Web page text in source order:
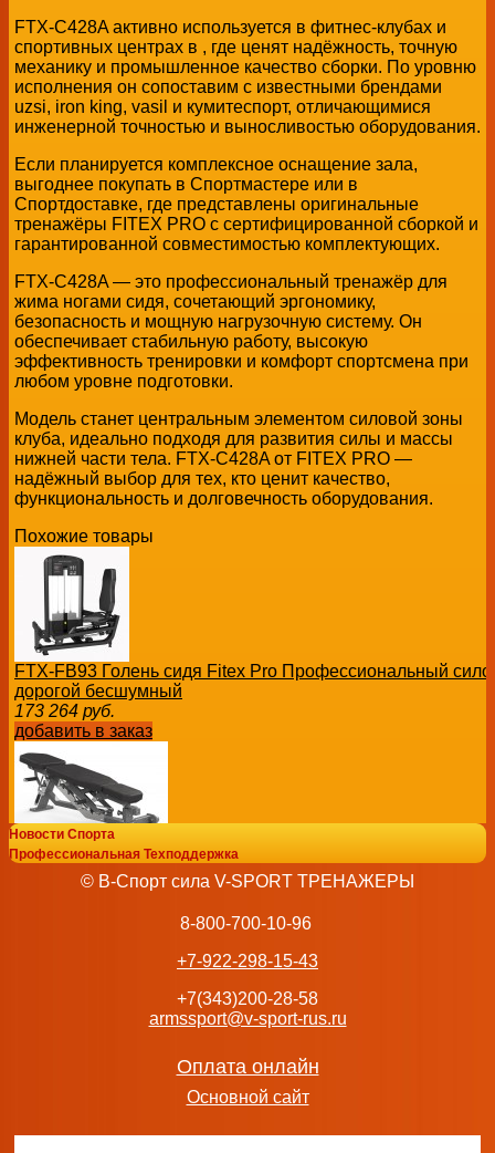
FTX-C428A активно используется в фитнес-клубах и
спортивных центрах в , где ценят надёжность, точную
механику и промышленное качество сборки. По уровню
исполнения он сопоставим с известными брендами
uzsi, iron king, vasil и кумитеспорт, отличающимися
инженерной точностью и выносливостью оборудования.
Если планируется комплексное оснащение зала,
выгоднее покупать в Спортмастере или в
Спортдоставке, где представлены оригинальные
тренажёры FITEX PRO с сертифицированной сборкой и
гарантированной совместимостью комплектующих.
FTX-C428A — это профессиональный тренажёр для
жима ногами сидя, сочетающий эргономику,
безопасность и мощную нагрузочную систему. Он
обеспечивает стабильную работу, высокую
эффективность тренировки и комфорт спортсмена при
любом уровне подготовки.
Модель станет центральным элементом силовой зоны
клуба, идеально подходя для развития силы и массы
нижней части тела. FTX-C428A от FITEX PRO —
надёжный выбор для тех, кто ценит качество,
функциональность и долговечность оборудования.
Похожие товары
FTX-FB93 Голень сидя Fitex Pro Профессиональный
дорогой бесшумный
173 264 руб.
добавить в заказ
FTX-G2056 Скамейка регулируемая FITEX PRO
тренажер
FTX-82012 Жим под углом вверх Fitex Pro
Новости Спорта
Профессиональная Техподдержка
© В-Спорт сила V-SPORT ТРЕНАЖЕРЫ
8-800-700-10-96
+7-922-298-15-43
+7(343)200-28-58
armssport@v-sport-rus.ru
Оплата онлайн
Основной сайт